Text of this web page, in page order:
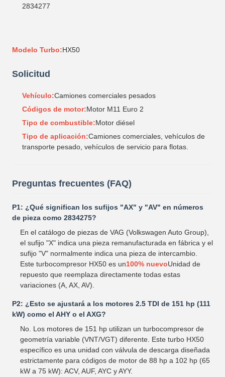
2834277
Modelo Turbo:HX50
Solicitud
Vehículo:Camiones comerciales pesados
Códigos de motor:Motor M11 Euro 2
Tipo de combustible:Motor diésel
Tipo de aplicación:Camiones comerciales, vehículos de
transporte pesado, vehículos de servicio para flotas.
Preguntas frecuentes (FAQ)
P1: ¿Qué significan los sufijos "AX" y "AV" en números
de pieza como 2834275?
En el catálogo de piezas de VAG (Volkswagen Auto Group),
el sufijo "X" indica una pieza remanufacturada en fábrica y el
sufijo "V" normalmente indica una pieza de intercambio.
Este turbocompresor HX50 es un100% nuevoUnidad de
repuesto que reemplaza directamente todas estas
variaciones (A, AX, AV).
P2: ¿Esto se ajustará a los motores 2.5 TDI de 151 hp (111
kW) como el AHY o el AXG?
No. Los motores de 151 hp utilizan un turbocompresor de
geometría variable (VNT/VGT) diferente. Este turbo HX50
específico es una unidad con válvula de descarga diseñada
estrictamente para códigos de motor de 88 hp a 102 hp (65
kW a 75 kW): ACV, AUF, AYC y AYY.